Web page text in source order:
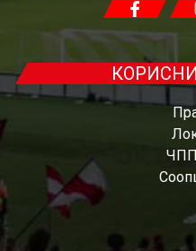
ЧПП